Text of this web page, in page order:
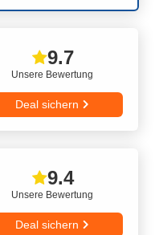
Unsere Bewertung
9.7
Deal sichern
Unsere Bewertung
9.4
Deal sichern